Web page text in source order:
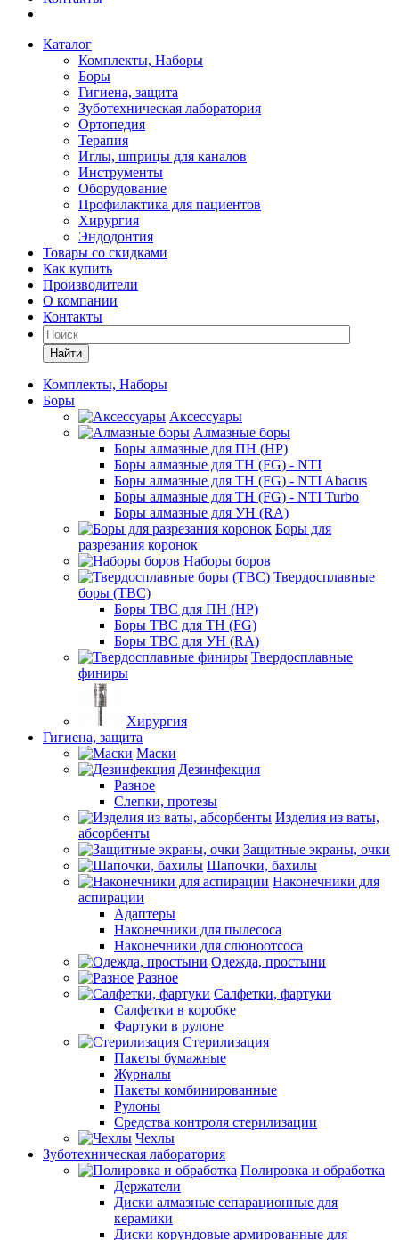
Каталог
Комплекты, Наборы
Боры
Гигиена, защита
Зуботехническая лаборатория
Ортопедия
Терапия
Иглы, шприцы для каналов
Инструменты
Оборудование
Профилактика для пациентов
Хирургия
Эндодонтия
Товары со скидками
Как купить
Производители
О компании
Контакты
Найти
Комплекты, Наборы
Боры
Аксессуары
Алмазные боры
Боры алмазные для ПН (HP)
Боры алмазные для ТН (FG) - NTI
Боры алмазные для ТН (FG) - NTI Abacus
Боры алмазные для ТН (FG) - NTI Turbo
Боры алмазные для УН (RA)
Боры для
разрезания коронок
Наборы боров
Твердосплавные
боры (ТВС)
Боры ТВС для ПН (HP)
Боры ТВС для ТН (FG)
Боры ТВС для УН (RA)
Твердосплавные
финиры
Хирургия
Гигиена, защита
Маски
Дезинфекция
Разное
Слепки, протезы
Изделия из ваты,
абсорбенты
Защитные экраны, очки
Шапочки, бахилы
Наконечники для
аспирации
Адаптеры
Наконечники для пылесоса
Наконечники для слюноотсоса
Одежда, простыни
Разное
Салфетки, фартуки
Салфетки в коробке
Фартуки в рулоне
Стерилизация
Пакеты бумажные
Журналы
Пакеты комбинированные
Рулоны
Средства контроля стерилизации
Чехлы
Зуботехническая лаборатория
Полировка и обработка
Держатели
Диски алмазные сепарационные для
керамики
Диски корундовые армированные для